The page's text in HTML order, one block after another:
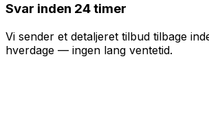
Svar inden 24 timer
Vi sender et detaljeret tilbud tilbage
hverdage — ingen lang ventetid.